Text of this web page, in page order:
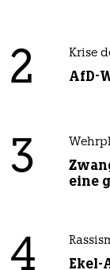
2 Krise
AfD-
3
eine
4 Ekel-